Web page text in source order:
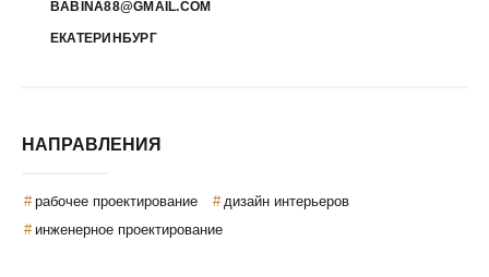
BABINA88@GMAIL.COM
ЕКАТЕРИНБУРГ
НАПРАВЛЕНИЯ
рабочее проектирование
дизайн интерьеров
инженерное проектирование